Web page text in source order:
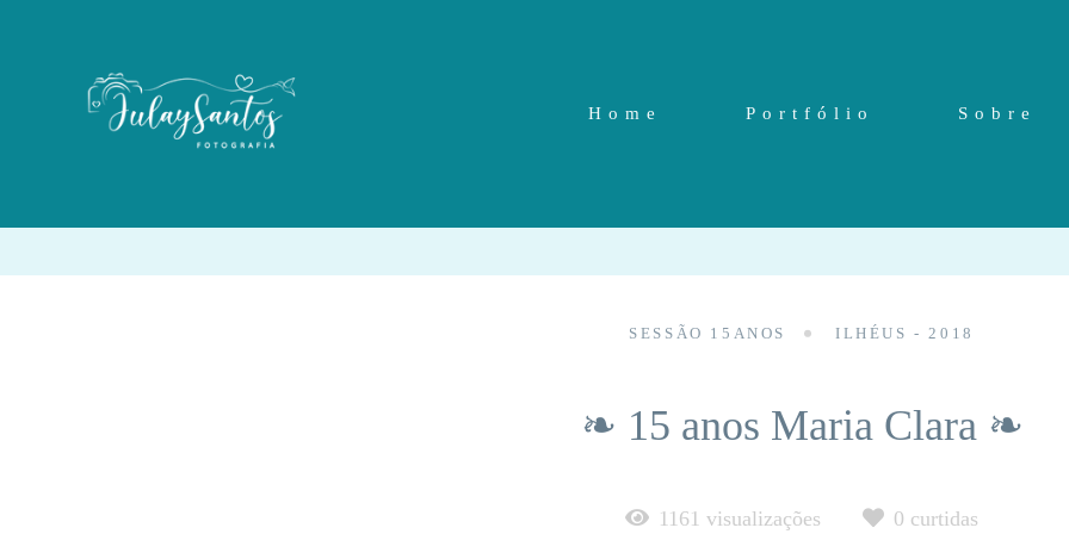
Home Portfólio Sobre
SESSÃO 15ANOS ILHÉUS - 2018
❧ 15 anos Maria Clara ❧
1161 visualizações 0 curtidas